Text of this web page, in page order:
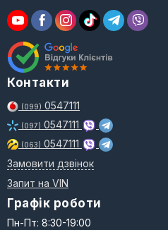
Контакти
(099) 0547111
(097) 0547111
(063) 0547111
Замовити дзвінок
Запит на VIN
Графік роботи
Пн-Пт: 8:30-19:00